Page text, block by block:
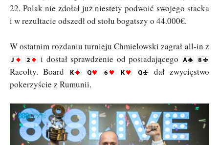
22. Polak nie zdołał już niestety podwoić swojego stacka
i w rezultacie odszedł od stołu bogatszy o 44.000€.
W ostatnim rozdaniu turnieju Chmielowski zagrał all-in z
i dostał sprawdzenie od posiadającego
Racolty. Board
dał zwycięstwo
pokerzyście z Rumunii.